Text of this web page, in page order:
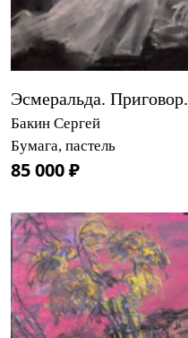
Эсмеральда. Приговор.
Бакин Сергей
Бумага, пастель
85 000 ₽